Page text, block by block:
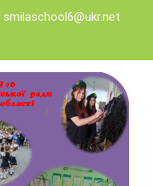
smilaschool6@ukr.net